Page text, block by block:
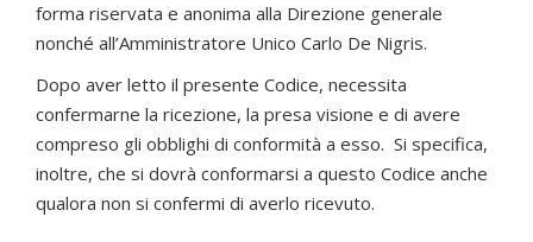
forma riservata e anonima alla Direzione generale
nonché all’Amministratore Unico Carlo De Nigris.
Dopo aver letto il presente Codice, necessita
confermarne la ricezione, la presa visione e di avere
compreso gli obblighi di conformità a esso. Si specifica,
inoltre, che si dovrà conformarsi a questo Codice anche
qualora non si confermi di averlo ricevuto.